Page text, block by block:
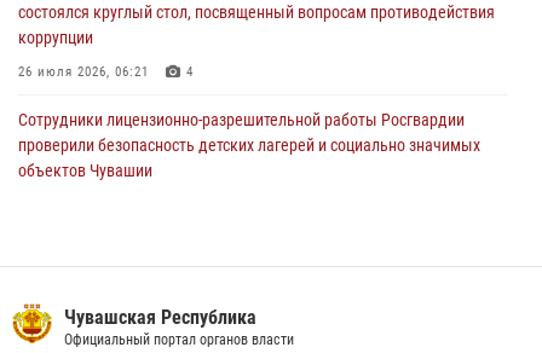
состоялся круглый стол, посвященный вопросам противодействия
коррупции
26 июля 2026, 06:21 4
Сотрудники лицензионно-разрешительной работы Росгвардии
проверили безопасность детских лагерей и социально значимых
объектов Чувашии
Чебоксарах
07 июля 2026, 11:01 5
Чувашская Республика
Официальный портал органов власти